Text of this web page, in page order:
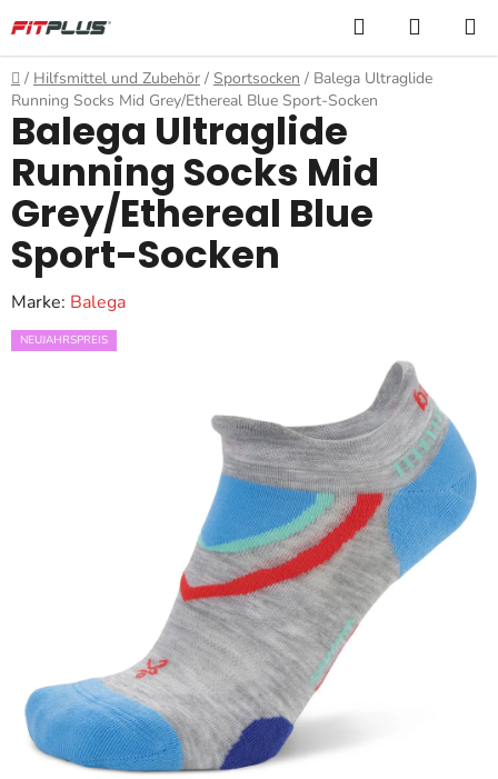
Inhalt
springen
Suchen
Startseite
/ Hilfsmittel und Zubehör / Sportsocken / Balega Ultraglide
Running Socks Mid Grey/Ethereal Blue Sport-Socken
Balega Ultraglide
Running Socks Mid
Grey/Ethereal Blue
Sport-Socken
Marke: Balega
NEUJAHRSPREIS